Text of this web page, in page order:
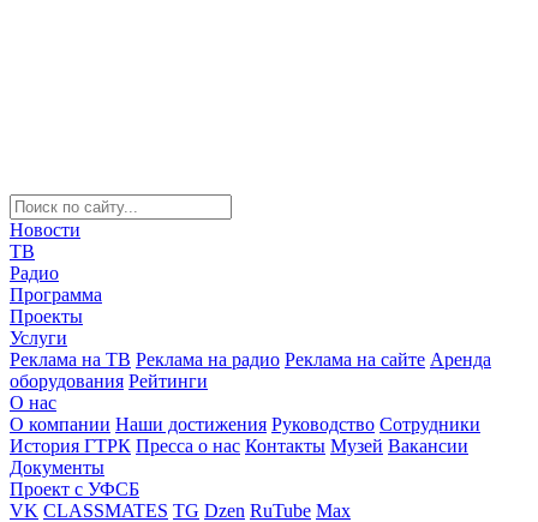
Новости
ТВ
Радио
Программа
Проекты
Услуги
Реклама на ТВ Реклама на радио Реклама на сайте Аренда
оборудования Рейтинги
О нас
О компании Наши достижения Руководство Сотрудники
История ГТРК Пресса о нас Контакты Музей Вакансии
Документы
Проект с УФСБ
VK CLASSMATES TG Dzen RuTube Max